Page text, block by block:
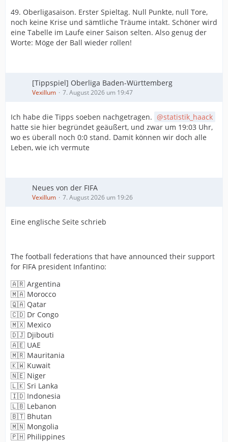
49. Oberligasaison. Erster Spieltag. Null Punkte, null Tore,
noch keine Krise und sämtliche Träume intakt. Schöner wird
eine Tabelle im Laufe einer Saison selten. Also genug der
Worte: Möge der Ball wieder rollen!
[Tippspiel] Oberliga Baden-Württemberg
Vexillum 7. August 2026 um 19:47
Ich habe die Tipps soeben nachgetragen.
statistik_haack
hatte sie hier begründet geäußert, und zwar um 19:03 Uhr,
wo es überall noch 0:0 stand. Damit können wir doch alle
Leben, wie ich vermute
Neues von der FIFA
Vexillum 7. August 2026 um 19:26
Eine englische Seite schrieb
The football federations that have announced their support
for FIFA president Infantino:
🇦🇷 Argentina
🇲🇦 Morocco
🇶🇦 Qatar
🇨🇩 Dr Congo
🇲🇽 Mexico
🇩🇯 Djibouti
🇦🇪 UAE
🇲🇷 Mauritania
🇰🇼 Kuwait
🇳🇪 Niger
🇱🇰 Sri Lanka
🇮🇩 Indonesia
🇱🇧 Lebanon
🇧🇹 Bhutan
🇲🇳 Mongolia
🇵🇭 Philippines